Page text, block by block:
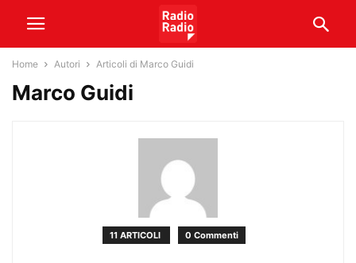
Home Autori Articoli di Marco Guidi
Marco Guidi
11 ARTICOLI 0 Commenti